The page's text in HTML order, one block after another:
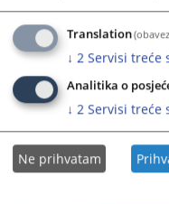
Translation
↓ 2 Servisi treće
Analitika o
↓ 2 Servisi treće
Ne prihvatam